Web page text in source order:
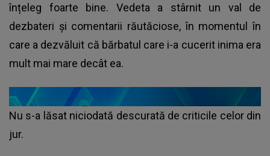
înțeleg foarte bine. Vedeta a stârnit un val de
dezbateri și comentarii răutăciose, în momentul în
care a dezvăluit că bărbatul care i-a cucerit inima era
mult mai mare decât ea.
Nu s-a lăsat niciodată descurată de criticile celor din
jur.